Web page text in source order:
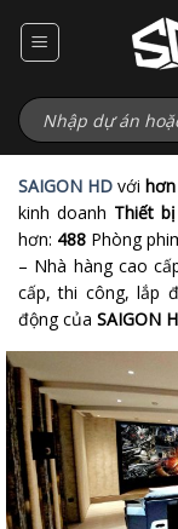
qua
dung
SAIGON HD với
kinh doanh Thiết
hơn: 488 Phòng
– Nhà hàng cao
cấp, thi công, lắp
động của SAIGON